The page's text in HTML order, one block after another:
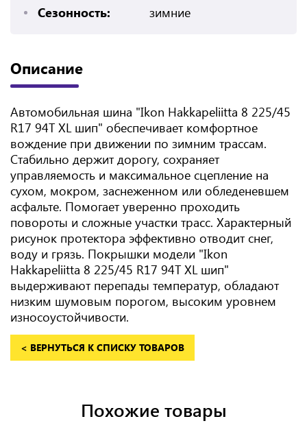
Сезонность:
зимние
Описание
Автомобильная шина "Ikon Hakkapeliitta 8 225/45
R17 94T XL шип" обеспечивает комфортное
вождение при движении по зимним трассам.
Стабильно держит дорогу, сохраняет
управляемость и максимальное сцепление на
сухом, мокром, заснеженном или обледеневшем
асфальте. Помогает уверенно проходить
повороты и сложные участки трасс. Характерный
рисунок протектора эффективно отводит снег,
воду и грязь. Покрышки модели "Ikon
Hakkapeliitta 8 225/45 R17 94T XL шип"
выдерживают перепады температур, обладают
низким шумовым порогом, высоким уровнем
износоустойчивости.
< ВЕРНУТЬСЯ К СПИСКУ ТОВАРОВ
Похожие товары